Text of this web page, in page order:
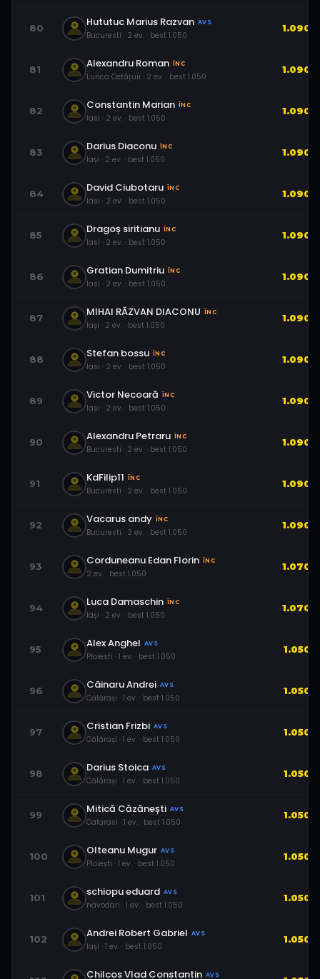
80 Hututuc Marius Razvan AVS
Bucuresti · 2 ev. · best 1.050
1.090
81 Alexandru Roman ÎNC
Lunca Cetățuii · 2 ev. · best 1.050
1.090
82 Constantin Marian ÎNC
Iasi · 2 ev. · best 1.050
1.090
83 Darius Diaconu ÎNC
Iași · 2 ev. · best 1.050
1.090
84 David Ciubotaru ÎNC
Iasi · 2 ev. · best 1.050
1.090
85 Dragoș siritianu ÎNC
Iasi · 2 ev. · best 1.050
1.090
86 Gratian Dumitriu ÎNC
Iasi · 2 ev. · best 1.050
1.090
87 MIHAI RĂZVAN DIACONU ÎNC
Iași · 2 ev. · best 1.050
1.090
88 Stefan bossu ÎNC
Iasi · 2 ev. · best 1.050
1.090
89 Victor Necoară ÎNC
Iasi · 2 ev. · best 1.050
1.090
90 Alexandru Petraru ÎNC
Bucuresti · 2 ev. · best 1.050
1.090
91 KdFilip11 ÎNC
Bucuresti · 2 ev. · best 1.050
1.090
92 Vacarus andy ÎNC
Bucuresti · 2 ev. · best 1.050
1.090
93 Corduneanu Edan Florin ÎNC
2 ev. · best 1.050
1.070
94 Luca Damaschin ÎNC
Iași · 2 ev. · best 1.050
1.070
95 Alex Anghel AVS
Ploiesti · 1 ev. · best 1.050
1.050
96 Câinaru Andrei AVS
Călărași · 1 ev. · best 1.050
1.050
97 Cristian Frizbi AVS
Călărași · 1 ev. · best 1.050
1.050
98 Darius Stoica AVS
Călărași · 1 ev. · best 1.050
1.050
99 Mitică Căzănești AVS
Calarasi · 1 ev. · best 1.050
1.050
100 Olteanu Mugur AVS
Ploiești · 1 ev. · best 1.050
1.050
101 schiopu eduard AVS
navodari · 1 ev. · best 1.050
1.050
102 Andrei Robert Gabriel AVS
Iași · 1 ev. · best 1.050
1.050
Chilcos Vlad Constantin AVS